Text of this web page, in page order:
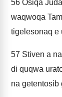
56 Osiqa
waqwoqa
tigelesonaq e
57 Stiven a
di quqwa
na getentosib